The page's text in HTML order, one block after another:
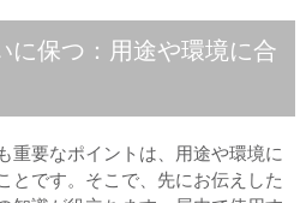
に保つ：用途や環境に合
重要なポイントは、用途や環境に
とです。そこで、先にお伝えした